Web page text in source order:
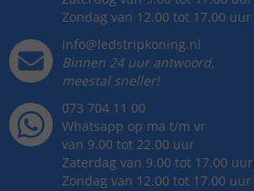
Zondag van 12.00 tot 17.00 uur
info@ledstripkoning.nl
Binnen 24 uur antwoord,
meestal sneller!
073 704 11 00
Whatsapp op ma t/m vr
van 9.00 tot 22.00 uur
Zaterdag van 9.00 tot 17.00 uur
Zondag van 12.00 tot 17.00 uur